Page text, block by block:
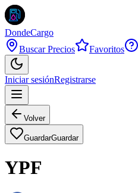
DondeCargo
Buscar Precios
Favoritos
Iniciar sesiónRegistrarse
Volver
GuardarGuardar
YPF